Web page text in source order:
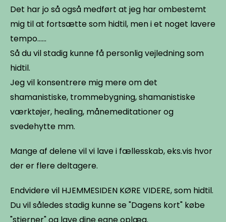
Det har jo så også medført at jeg har ombestemt
mig til at fortsætte som hidtil, men i et noget lavere
tempo......
Så du vil stadig kunne få personlig vejledning som
hidtil.
Jeg vil konsentrere mig mere om det
shamanistiske, trommebygning, shamanistiske
værktøjer, healing, månemeditationer og
svedehytte mm.
Mange af delene vil vi lave i fællesskab, eks.vis hvor
der er flere deltagere.
Endvidere vil HJEMMESIDEN KØRE VIDERE, som hidtil.
Du vil således stadig kunne se "Dagens kort" købe
"stjerner" og lave dine egne oplæg.